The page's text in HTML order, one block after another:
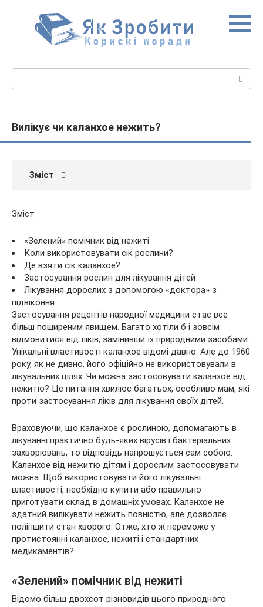
Вилікує чи каланхое нежить?
Зміст
Зміст
«Зелений» помічник від нежиті
Коли використовувати сік рослини?
Де взяти сік каланхое?
Застосування рослин для лікування дітей
Лікування дорослих з допомогою «доктора» з
підвіконня
Застосування рецептів народної медицини стає все
більш поширеним явищем. Багато хотіли б і зовсім
відмовитися від ліків, замінивши їх природними засобами.
Унікальні властивості каланхое відомі давно. Але до 1960
року, як не дивно, його офіційно не використовували в
лікувальних цілях. Чи можна застосовувати каланхое від
нежитю? Це питання хвилює багатьох, особливо мам, які
проти застосування ліків для лікування своїх дітей.
Враховуючи, що каланхое є рослиною, допомагають в
лікуванні практично будь-яких вірусів і бактеріальних
захворювань, то відповідь напрошується сам собою.
Каланхое від нежитю дітям і дорослим застосовувати
можна. Щоб використовувати його лікувальні
властивості, необхідно купити або правильно
приготувати склад в домашніх умовах. Каланхое не
здатний вилікувати нежить повністю, але дозволяє
поліпшити стан хворого. Отже, хто ж переможе у
протистоянні каланхое, нежиті і стандартних
медикаментів?
«Зелений» помічник від нежиті
Відомо більш двохсот різновидів цього природного